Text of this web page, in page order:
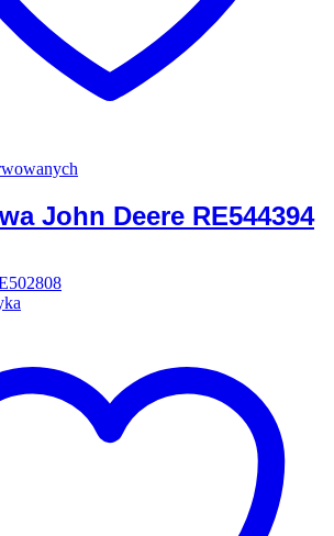
John Deere RE544394